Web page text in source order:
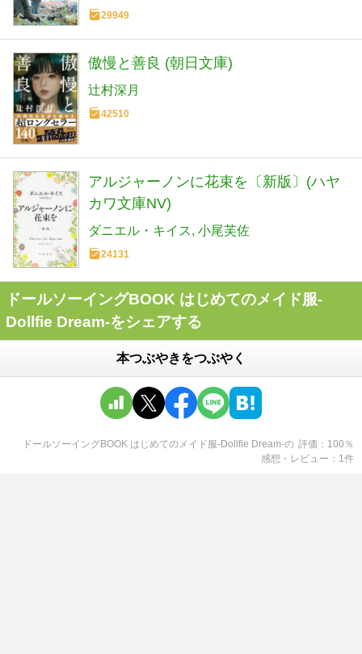
29949
傲慢と善良 (朝日文庫)
辻村深月
42510
アルジャーノンに花束を〔新版〕(ハヤ
カワ文庫NV)
ダニエル・キイス 小尾芙佐
24131
ドールソーイングBOOK はじめてのメイド服-
Dollfie Dream-をシェアする
本つぶやきをつぶやく
ドールソーイングBOOK はじめてのメイド服-Dollfie Dream-の 評価 100 ％
感想・レビュー
1 件